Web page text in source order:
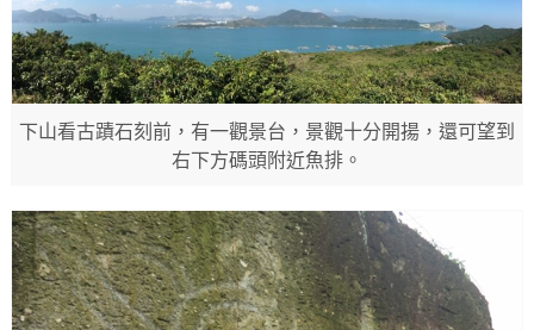
下山看古蹟石刻前，有一觀景台，景觀十分開揚，還可望到
右下方碼頭附近魚排。